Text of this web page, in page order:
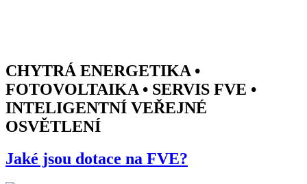
CHYTRÁ ENERGETIKA •
FOTOVOLTAIKA • SERVIS FVE •
INTELIGENTNÍ VEŘEJNÉ
OSVĚTLENÍ
Jaké jsou dotace na FVE?